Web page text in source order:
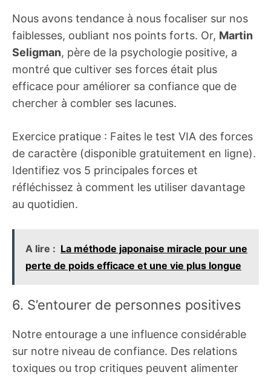
Nous avons tendance à nous focaliser sur nos
faiblesses, oubliant nos points forts. Or, Martin
Seligman, père de la psychologie positive, a
montré que cultiver ses forces était plus
efficace pour améliorer sa confiance que de
chercher à combler ses lacunes.
Exercice pratique : Faites le test VIA des forces
de caractère (disponible gratuitement en ligne).
Identifiez vos 5 principales forces et
réfléchissez à comment les utiliser davantage
au quotidien.
A lire : La méthode japonaise miracle pour une
perte de poids efficace et une vie plus longue
6. S’entourer de personnes positives
Notre entourage a une influence considérable
sur notre niveau de confiance. Des relations
toxiques ou trop critiques peuvent alimenter